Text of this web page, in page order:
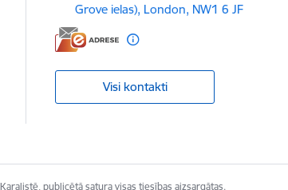
Grove ielas), London, NW1 6 JF
Visi kontakti
publicētā satura visas tiesības aizsargātas.